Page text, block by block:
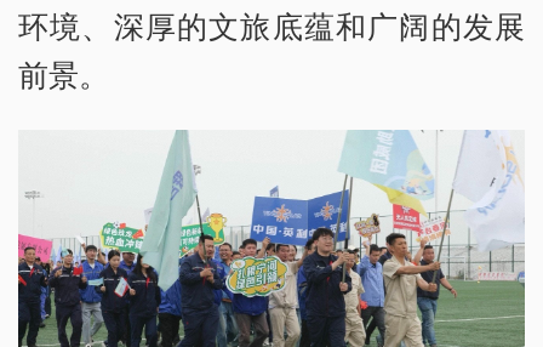
环境、深厚的文旅底蕴和广阔的发展
前景。